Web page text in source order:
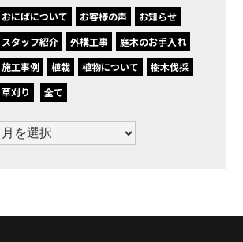
おにぱについて お客様の声
お知らせ
スタッフ紹介
外構工事
庭木のお手入れ
施工事例
植栽 植物について
樹木伐採
草刈り
全て
Archives